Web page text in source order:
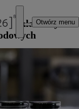
Otwórz menu
nowy